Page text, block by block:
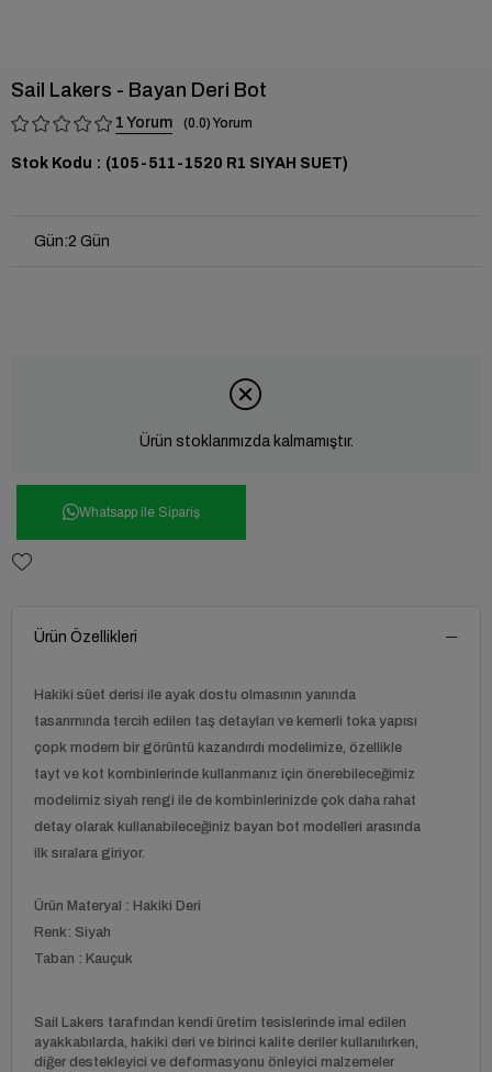
Sail Lakers - Bayan Deri Bot
1 0.0
Stok Kodu (105-511-1520 R1 SIYAH SUET)
Gün:2 Gün
Ürün stoklarımızda kalmamıştır.
Whatsapp ile Sipariş
Ürün Özellikleri
Hakiki süet derisi ile ayak dostu olmasının yanında
tasarımında tercih edilen taş detayları ve kemerli toka yapısı
çopk modern bir görüntü kazandırdı modelimize, özellikle
tayt ve kot kombinlerinde kullanmanız için önerebileceğimiz
modelimiz siyah rengi ile de kombinlerinizde çok daha rahat
detay olarak kullanabileceğiniz bayan bot modelleri arasında
ilk sıralara giriyor.
Ürün Materyal : Hakiki Deri
Renk: Siyah
Taban : Kauçuk
Sail Lakers tarafından kendi üretim tesislerinde imal edilen
ayakkabılarda, hakiki deri ve birinci kalite deriler kullanılırken,
diğer destekleyici ve deformasyonu önleyici malzemeler